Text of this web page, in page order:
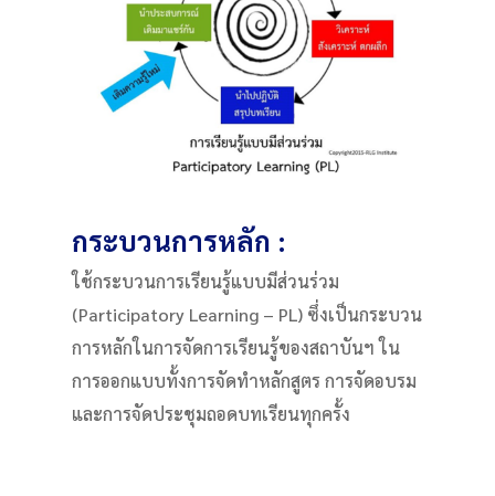
กระบวนการหลัก :
ใช้กระบวนการเรียนรู้แบบมีส่วนร่วม
(Participatory Learning – PL) ซึ่งเป็นกระบวน
การหลักในการจัดการเรียนรู้ของสถาบันฯ ใน
การออกแบบทั้งการจัดทำหลักสูตร การจัดอบรม
และการจัดประชุมถอดบทเรียนทุกครั้ง